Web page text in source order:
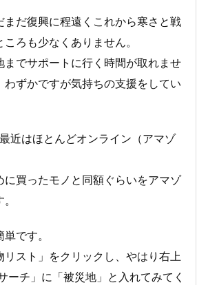
まだ復興に程遠くこれから寒さと戦
ろも少なくありません。
までサポートに行く時間が取れませ
わずかですが気持ちの支援をしてい
近はほとんどオンライン（アマゾ
に買ったモノと同額ぐらいをアマゾ
です。
リスト」をクリックし、やはり右上
ーチ」に「被災地」と入れてみてく